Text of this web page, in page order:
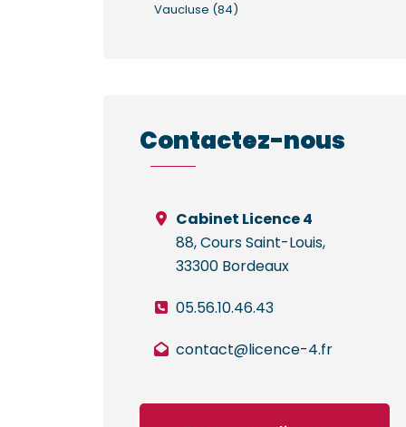
Vaucluse (84)
Contactez-nous
Cabinet Licence 4
88, Cours Saint-Louis,
33300 Bordeaux
05.56.10.46.43
contact@licence-4.fr